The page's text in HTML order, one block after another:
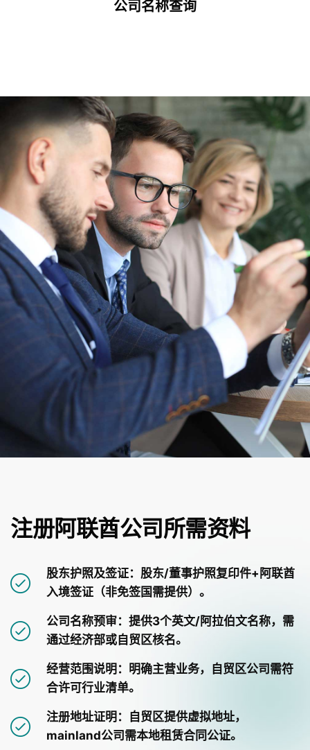
公司名称查询
注册阿联酋公司所需资料
股东护照及签证：股东/董事护照复印件+阿联酋
入境签证（非免签国需提供）。
公司名称预审：提供3个英文/阿拉伯文名称，需
通过经济部或自贸区核名。
经营范围说明：明确主营业务，自贸区公司需符
合许可行业清单。
注册地址证明：自贸区提供虚拟地址，
mainland公司需本地租赁合同公证。